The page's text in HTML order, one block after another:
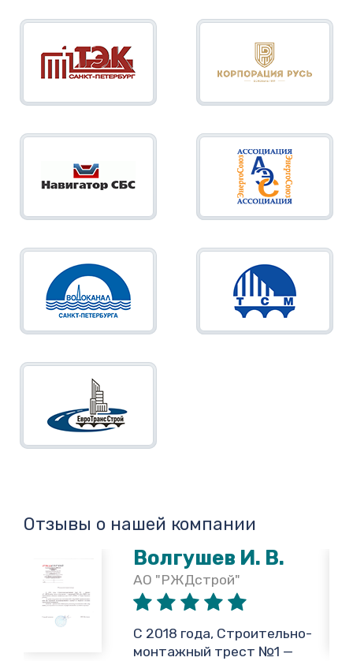
Отзывы о нашей компании
Волгушев И. В.
АО "РЖДстрой"
С 2018 года, Строительно-
монтажный трест №1 —